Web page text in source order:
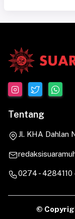
Tentang
Jl. KHA Dahlan
0274 - 4284110
©